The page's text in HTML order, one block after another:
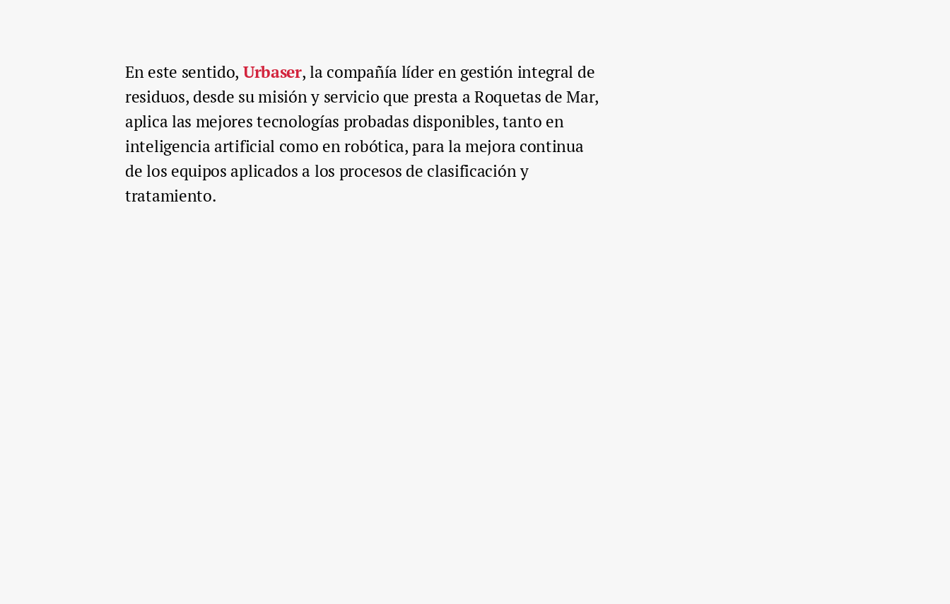
En este sentido, Urbaser, la compañía líder en gestión integral de
residuos, desde su misión y servicio que presta a Roquetas de Mar,
aplica las mejores tecnologías probadas disponibles, tanto en
inteligencia artificial como en robótica, para la mejora continua
de los equipos aplicados a los procesos de clasificación y
tratamiento.